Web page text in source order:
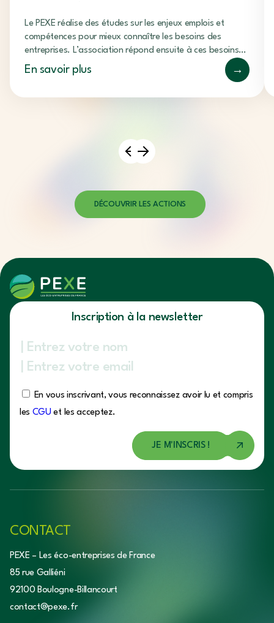
Le PEXE réalise des études sur les enjeux emplois et
compétences pour mieux connaître les besoins des
entreprises. L’association répond ensuite à ces besoins
par des actions concrètes. En effet, les ressources
humaines ont été identifiées par ces études comme un
En savoir plus →
DÉCOUVRIR LES ACTIONS
Inscription à la newsletter
En vous inscrivant, vous reconnaissez avoir lu et compris
les CGU et les acceptez.
CONTACT
PEXE – Les éco-entreprises de France
85 rue Galliéni
92100 Boulogne-Billancourt
contact@pexe.fr